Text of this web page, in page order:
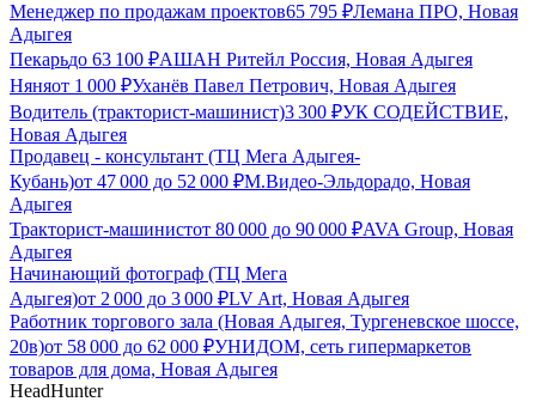
Менеджер по продажам проектов65 795 ₽Лемана ПРО, Новая
Адыгея
Пекарьдо 63 100 ₽АШАН Ритейл Россия, Новая Адыгея
Няняот 1 000 ₽Уханёв Павел Петрович, Новая Адыгея
Водитель (тракторист-машинист)3 300 ₽УК СОДЕЙСТВИЕ,
Новая Адыгея
Продавец - консультант (ТЦ Мега Адыгея-
Кубань)от 47 000 до 52 000 ₽М.Видео-Эльдорадо, Новая
Адыгея
Тракторист-машинистот 80 000 до 90 000 ₽AVA Group, Новая
Адыгея
Начинающий фотограф (ТЦ Мега
Адыгея)от 2 000 до 3 000 ₽LV Art, Новая Адыгея
Работник торгового зала (Новая Адыгея, Тургеневское шоссе,
20в)от 58 000 до 62 000 ₽УНИДОМ, сеть гипермаркетов
товаров для дома, Новая Адыгея
HeadHunter